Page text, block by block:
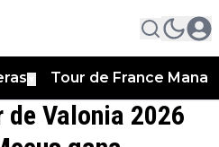
Tour de France
de Valonia 2026